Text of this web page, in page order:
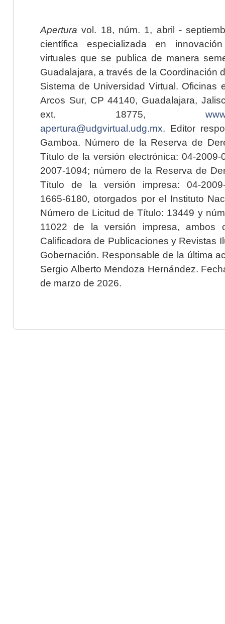
Apertura vol. 18, núm. 1, abril -
científica especializada en
virtuales que se publica de manera
Guadalajara, a través de la Coordinación
Sistema de Universidad Virtual. Oficinas
Arcos Sur, CP 44140, Guadalajara,
ext. 18775,
apertura@udgvirtual.udg.mx. Editor
Gamboa. Número de la Reserva de
Título de la versión electrónica: 04-2009-
2007-1094; número de la Reserva de
Título de la versión impresa: 04-2009-
1665-6180, otorgados por el Instituto
Número de Licitud de Título: 13449 y
11022 de la versión impresa, ambos
Calificadora de Publicaciones y Revistas
Gobernación. Responsable de la última
Sergio Alberto Mendoza Hernández.
de marzo de 2026.